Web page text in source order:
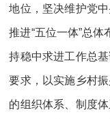
地位，坚决维护党
推进“五位一体”总体
持稳中求进工作总
要求，以实施乡村
的组织体系、制度